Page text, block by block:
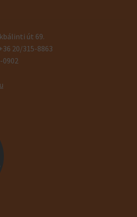
út 69.
20/315-8863
0902